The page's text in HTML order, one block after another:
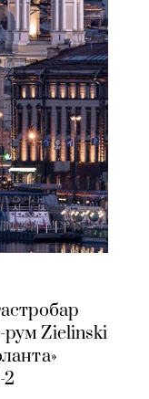
Zielinski